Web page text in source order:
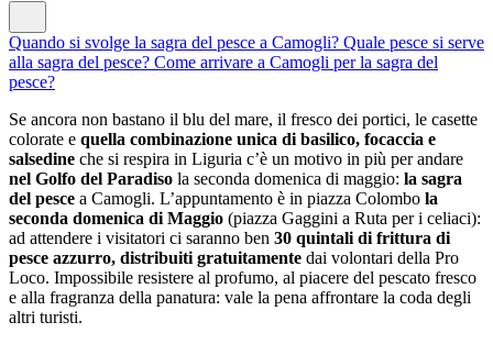
Quando si svolge la sagra del pesce a Camogli? Quale pesce si serve
alla sagra del pesce? Come arrivare a Camogli per la sagra del
pesce?
Se ancora non bastano il blu del mare, il fresco dei portici, le casette
colorate e quella combinazione unica di basilico, focaccia e
salsedine che si respira in Liguria c’è un motivo in più per andare
nel Golfo del Paradiso la seconda domenica di maggio: la sagra
del pesce a Camogli. L’appuntamento è in piazza Colombo la
seconda domenica di Maggio (piazza Gaggini a Ruta per i celiaci):
ad attendere i visitatori ci saranno ben 30 quintali di frittura di
pesce azzurro, distribuiti gratuitamente dai volontari della Pro
Loco. Impossibile resistere al profumo, al piacere del pescato fresco
e alla fragranza della panatura: vale la pena affrontare la coda degli
altri turisti.